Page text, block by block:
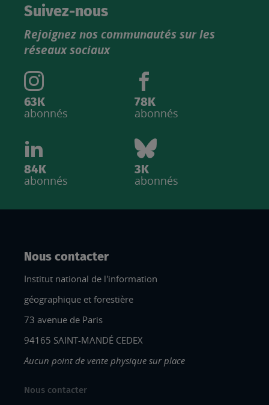
catalogue
Suivez-nous
Rejoignez nos communautés sur les
réseaux sociaux
63K
abonnés
78K
abonnés
84K
abonnés
3K
abonnés
Nous contacter
Institut national de l'information
géographique et forestière
73 avenue de Paris
94165 SAINT-MANDÉ CEDEX
Aucun point de vente physique sur place
Nous contacter